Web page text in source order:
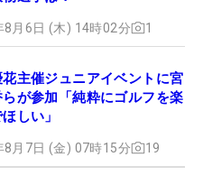
8月6日 (木) 14時02分 1
主催ジュニアイベントに宮
らが参加「純粋にゴルフを楽
しい」
8月7日 (金) 07時15分 19